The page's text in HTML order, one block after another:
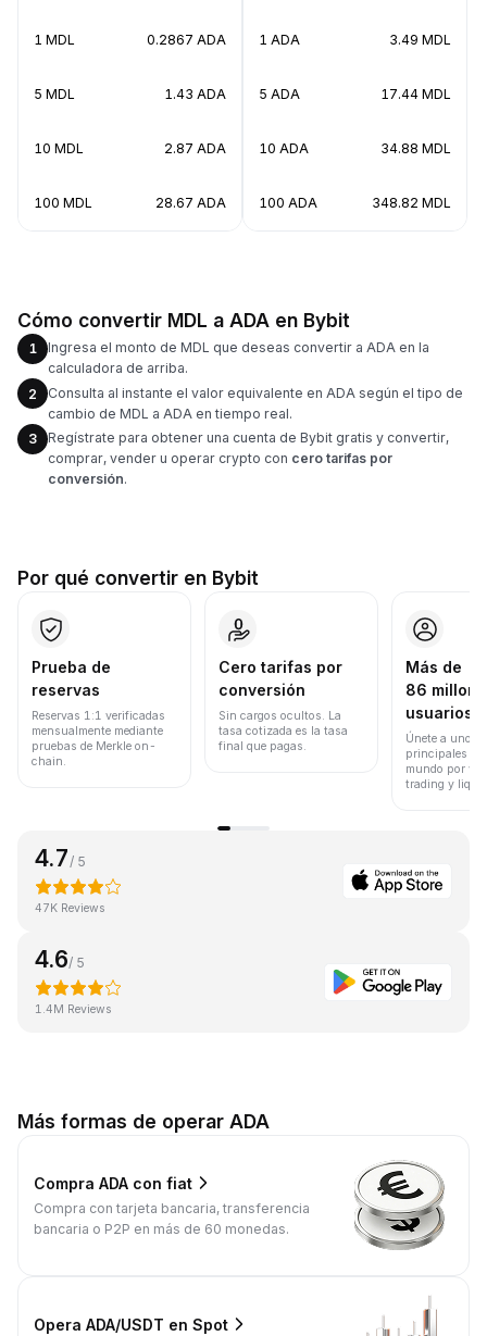
1 MDL 0.2867 ADA
5 MDL 1.43 ADA
10 MDL 2.87 ADA
100 MDL 28.67 ADA
1 ADA 3.49 MDL
5 ADA 17.44 MDL
10 ADA 34.88 MDL
100 ADA 348.82 MDL
Cómo convertir MDL a ADA en Bybit
1
Ingresa el monto de MDL que deseas convertir a ADA en la
calculadora de arriba.
2
Consulta al instante el valor equivalente en ADA según el tipo de
cambio de MDL a ADA en tiempo real.
3
Regístrate para obtener una cuenta de Bybit gratis y convertir,
comprar, vender u operar crypto con cero tarifas por
conversión.
Por qué convertir en Bybit
Prueba de
reservas
Reservas 1:1 verificadas
mensualmente mediante
pruebas de Merkle on-
chain.
Cero tarifas por
conversión
Sin cargos ocultos. La
tasa cotizada es la tasa
final que pagas.
Más de
86
usuarios
Únete a uno
principales
mundo por
trading y
4.7/ 5
47K Reviews
4.6/ 5
1.4M Reviews
Más formas de operar ADA
Compra ADA con fiat
Compra con tarjeta bancaria, transferencia
bancaria o P2P en más de 60 monedas.
Opera ADA/USDT en Spot